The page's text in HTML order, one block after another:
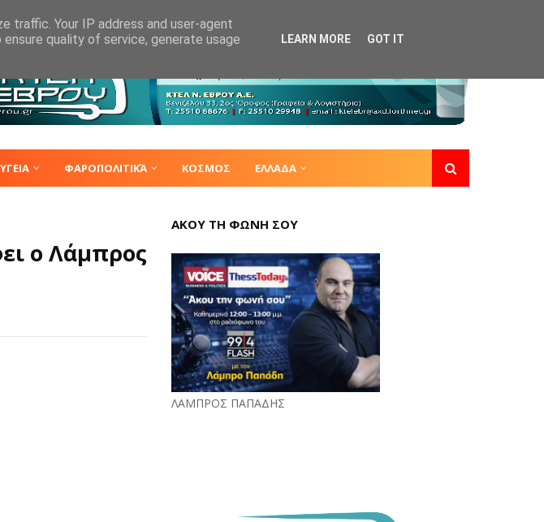
ΥΓΕΙΑ ΦΑΡΟΠΟΛΙΤΙΚΆ ΚΟΣΜΟΣ ΕΛΛΑΔΑ
ο Λάμπρος
ΑΚΟΥ ΤΗ ΦΩΝΗ ΣΟΥ
ΛΑΜΠΡΟΣ ΠΑΠΑΔΗΣ
traffic. Your IP address and user-agent
quality of service, generate usage
LEARN MORE GOT IT